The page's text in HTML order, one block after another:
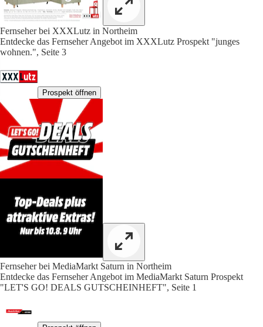
Fernseher bei XXXLutz in Northeim
Entdecke das Fernseher Angebot im XXXLutz Prospekt "junges
wohnen.", Seite 3
Prospekt öffnen
Fernseher bei MediaMarkt Saturn in Northeim
Entdecke das Fernseher Angebot im MediaMarkt Saturn Prospekt
"LET'S GO! DEALS GUTSCHEINHEFT", Seite 1